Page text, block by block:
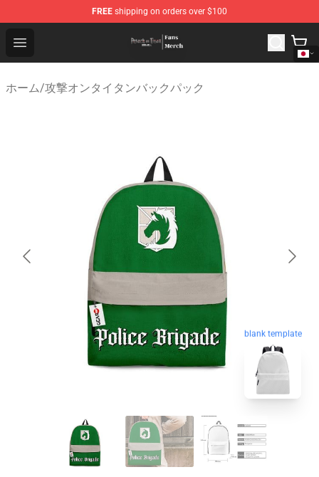
FREE shipping on orders over $100
Open menu
Attack On Titan Store - Official Attack On Titan
ホーム/攻撃オンタイタンバックパック
blank template